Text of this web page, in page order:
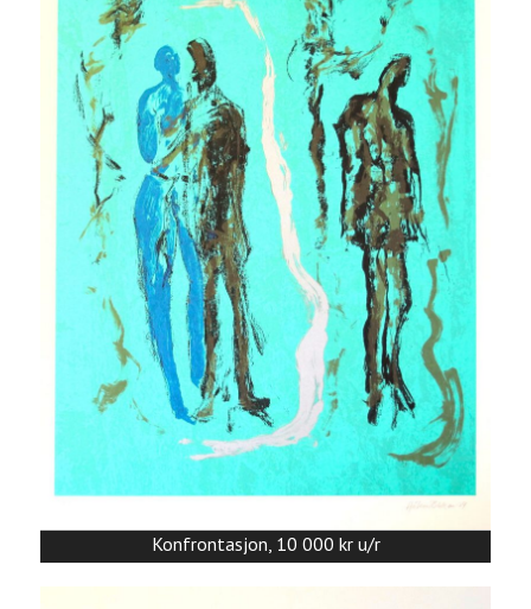
Konfrontasjon, 10 000 kr u/r